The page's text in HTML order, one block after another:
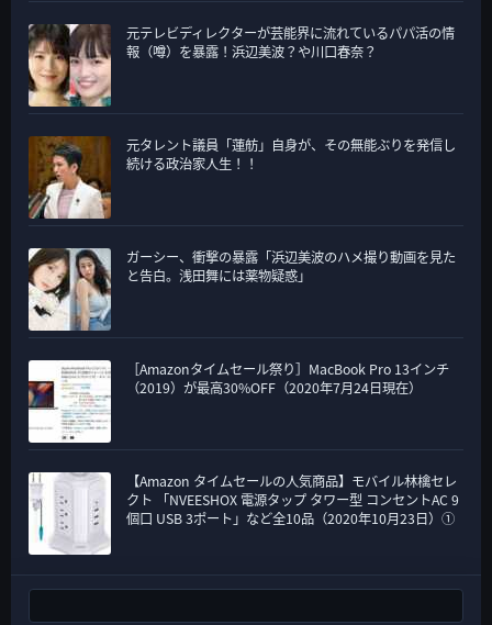
元テレビディレクターが芸能界に流れているパパ活の情
報（噂）を暴露！浜辺美波？や川口春奈？
元タレント議員「蓮舫」自身が、その無能ぶりを発信し
続ける政治家人生！！
ガーシー、衝撃の暴露「浜辺美波のハメ撮り動画を見た
と告白。浅田舞には薬物疑惑」
［Amazonタイムセール祭り］MacBook Pro 13インチ
（2019）が最高30%OFF（2020年7月24日現在）
【Amazon タイムセールの人気商品】モバイル林檎セレ
クト 「NVEESHOX 電源タップ タワー型 コンセントAC 9
個口 USB 3ポート」など全10品（2020年10月23日）①